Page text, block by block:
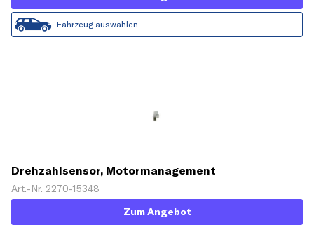
Fahrzeug auswählen
Drehzahlsensor, Motormanagement
Art.-Nr. 2270-15348
Zum Angebot